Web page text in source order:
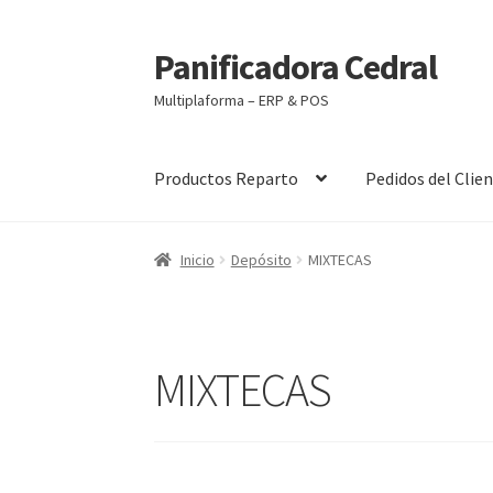
Ir
a
la
Ir
al
contenido
Panificadora Cedral
Multiplaforma – ERP & POS
Productos Reparto Pedidos del
Inicio Carrito Finalizar compra
Inicio Depósito MIXTECAS
MIXTECAS